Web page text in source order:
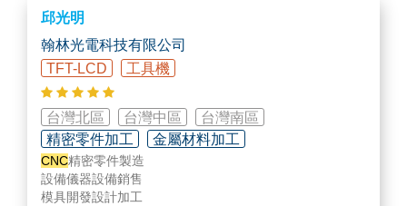
Accessories, etc.
建立完善的品質管理提供顧客更好的附加價值與服務，且
秉持滿足顧客需求之目標，已獲得歐洲、美國、日本、新
加坡中國大陸與先進機台設備製造商的肯定。現階段主要
以生產製造設備耗材零件為主，專精製造各種高級工程塑
膠零件，並代理杜邦 Vespel Polyimide、 KAYDON Bearin
g..等半導體相關製程使用之關鍵性材料及配件。
邱光明
翰林光電科技有限公司
TFT-LCD
工具機
台灣北區 台灣中區
台灣南區
精密零件加工
金屬材料加工
專用機設計研發/設備改造
CNC精密零件製造
設備儀器設備銷售
模具開發設計加工